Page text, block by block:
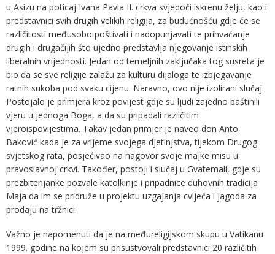
u Asizu na poticaj Ivana Pavla II. crkva svjedoči iskrenu želju, kao i
predstavnici svih drugih velikih religija, za budućnošću gdje će se
različitosti međusobo poštivati i nadopunjavati te prihvaćanje
drugih i drugačijih što ujedno predstavlja njegovanje istinskih
liberalnih vrijednosti. Jedan od temeljnih zaključaka tog susreta je
bio da se sve religije zalažu za kulturu dijaloga te izbjegavanje
ratnih sukoba pod svaku cijenu. Naravno, ovo nije izolirani slučaj.
Postojalo je primjera kroz povijest gdje su ljudi zajedno baštinili
vjeru u jednoga Boga, a da su pripadali različitim
vjeroispovijestima. Takav jedan primjer je naveo don Anto
Baković kada je za vrijeme svojega djetinjstva, tijekom Drugog
svjetskog rata, posjećivao na nagovor svoje majke misu u
pravoslavnoj crkvi. Također, postoji i slučaj u Gvatemali, gdje su
prezbiterijanke pozvale katolkinje i pripadnice duhovnih tradicija
Maja da im se pridruže u projektu uzgajanja cvijeća i jagoda za
prodaju na tržnici.
Važno je napomenuti da je na međureligijskom skupu u Vatikanu
1999. godine na kojem su prisustvovali predstavnici 20 različitih